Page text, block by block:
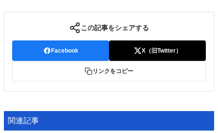
この記事をシェアする
Facebook X（旧Twitter）
リンクをコピー
関連記事